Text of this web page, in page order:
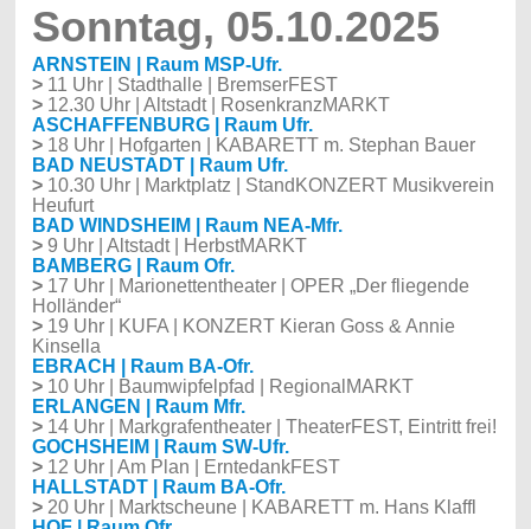
Sonntag, 05.10.2025
ARNSTEIN | Raum MSP-Ufr.
>11 Uhr | Stadthalle | BremserFEST
>12.30 Uhr | Altstadt | RosenkranzMARKT
ASCHAFFENBURG | Raum Ufr.
>18 Uhr | Hofgarten | KABARETT m. Stephan Bauer
BAD NEUSTADT | Raum Ufr.
>10.30 Uhr | Marktplatz | StandKONZERT Musikverein
Heufurt
BAD WINDSHEIM | Raum NEA-Mfr.
>9 Uhr | Altstadt | HerbstMARKT
BAMBERG | Raum Ofr.
>17 Uhr | Marionettentheater | OPER „Der fliegende
Holländer“
>19 Uhr | KUFA | KONZERT Kieran Goss & Annie
Kinsella
EBRACH | Raum BA-Ofr.
>10 Uhr | Baumwipfelpfad | RegionalMARKT
ERLANGEN | Raum Mfr.
>14 Uhr | Markgrafentheater | TheaterFEST, Eintritt frei!
GOCHSHEIM | Raum SW-Ufr.
>12 Uhr | Am Plan | ErntedankFEST
HALLSTADT | Raum BA-Ofr.
>20 Uhr | Marktscheune | KABARETT m. Hans Klaffl